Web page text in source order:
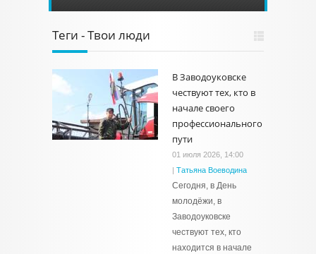
Теги - Твои люди
В Заводоуковске
чествуют тех, кто в
начале своего
профессионального
пути
01 июля 2026, 14:00
| Татьяна Воеводина
Сегодня, в День
молодёжи, в
Заводоуковске
чествуют тех, кто
находится в начале